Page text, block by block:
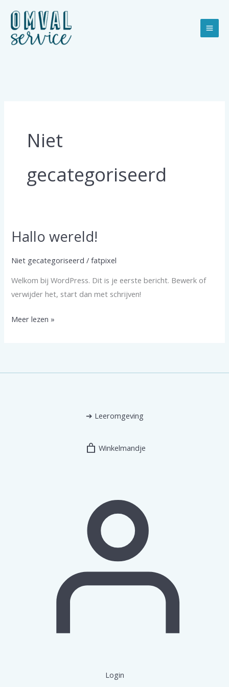
inhoud
Niet
gecategoriseerd
Hallo wereld!
Niet gecategoriseerd /fatpixel
Welkom bij WordPress. Dit is je eerste bericht. Bewerk of
verwijder het, start dan met schrijven!
Hallo
Meer lezen »
➔ Leeromgeving
Winkelmandje
Login